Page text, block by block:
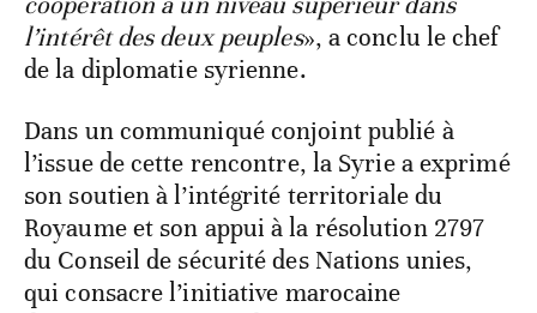
l’intérêt des deux peuples», a conclu le chef
de la diplomatie syrienne.
Dans un communiqué conjoint publié à
l’issue de cette rencontre, la Syrie a exprimé
son soutien à l’intégrité territoriale du
Royaume et son appui à la résolution 2797
du Conseil de sécurité des Nations unies,
qui consacre l’initiative marocaine